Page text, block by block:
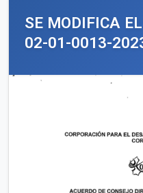
SE MODIFICA
02-01-0013-